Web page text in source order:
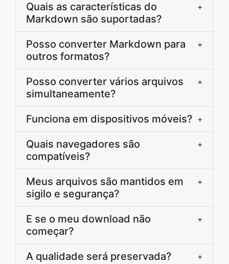
Quais as características do
Markdown são suportadas?
+
Posso converter Markdown para
outros formatos?
+
Posso converter vários arquivos
simultaneamente?
+
Funciona em dispositivos móveis? +
Quais navegadores são
compatíveis?
+
Meus arquivos são mantidos em
sigilo e segurança?
+
E se o meu download não
começar?
+
A qualidade será preservada? +